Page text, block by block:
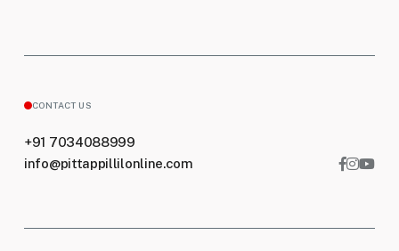
CONTACT US
+91 7034088999
info@pittappillilonline.com